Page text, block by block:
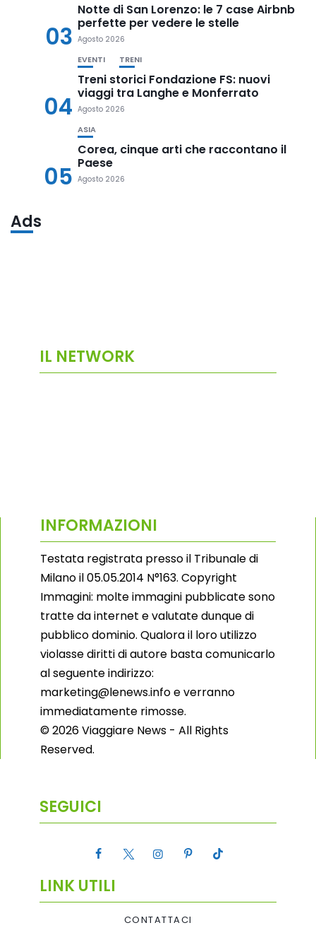
03
Notte di San Lorenzo: le 7 case Airbnb
perfette per vedere le stelle
Agosto 2026
04
EVENTI TRENI
Treni storici Fondazione FS: nuovi
viaggi tra Langhe e Monferrato
Agosto 2026
05
ASIA
Corea, cinque arti che raccontano il
Paese
Agosto 2026
Ads
IL NETWORK
INFORMAZIONI
Testata registrata presso il Tribunale di
Milano il 05.05.2014 N°163. Copyright
Immagini: molte immagini pubblicate sono
tratte da internet e valutate dunque di
pubblico dominio. Qualora il loro utilizzo
violasse diritti di autore basta comunicarlo
al seguente indirizzo:
marketing@lenews.info e verranno
immediatamente rimosse.
© 2026 Viaggiare News - All Rights
Reserved.
SEGUICI
LINK UTILI
CONTATTACI